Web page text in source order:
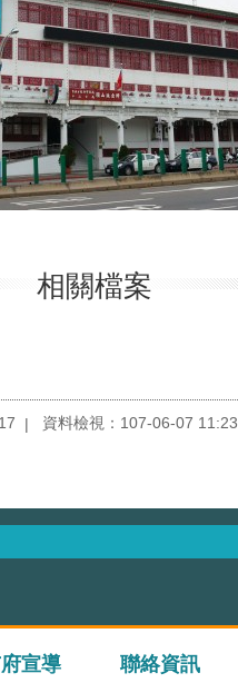
相關檔案
資料檢視：107-06-07 11:23
宣導 聯絡資訊